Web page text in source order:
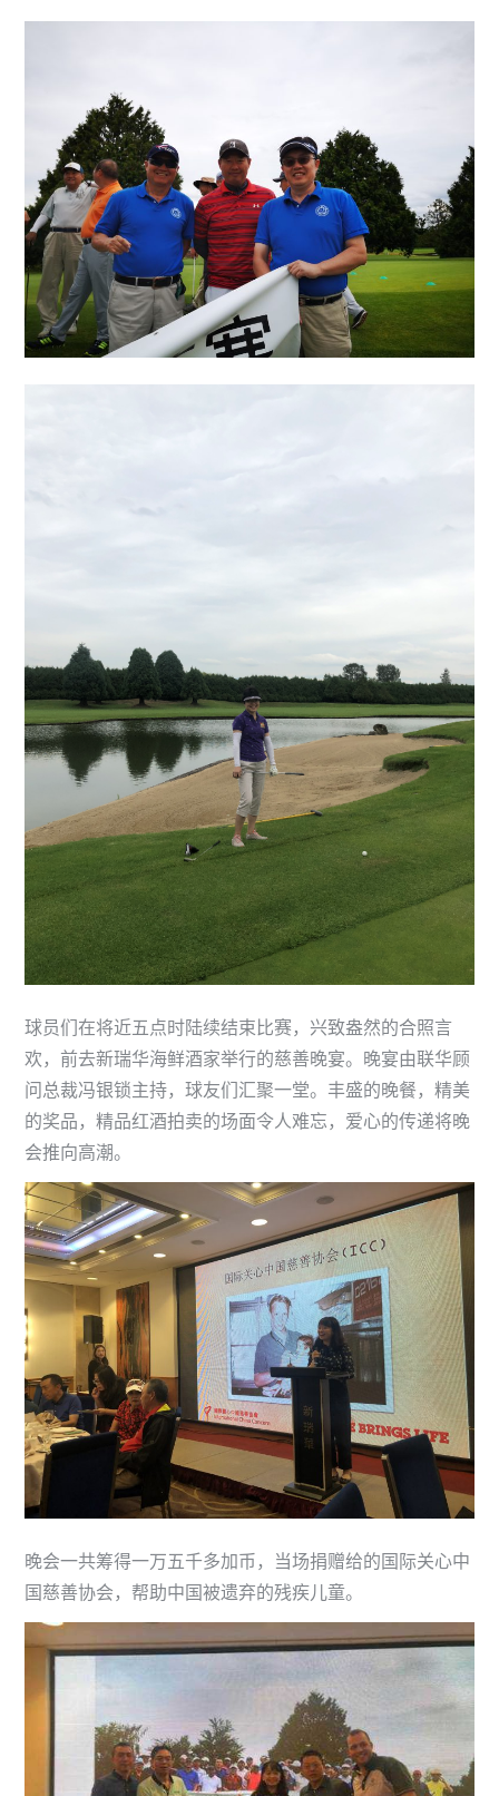
球员们在将近五点时陆续结束比赛，兴致盎然的合照言
欢，前去新瑞华海鲜酒家举行的慈善晚宴。晚宴由联华顾
问总裁冯银锁主持，球友们汇聚一堂。丰盛的晚餐，精美
的奖品，精品红酒拍卖的场面令人难忘，爱心的传递将晚
会推向高潮。
晚会一共筹得一万五千多加币，当场捐赠给的国际关心中
国慈善协会，帮助中国被遗弃的残疾儿童。